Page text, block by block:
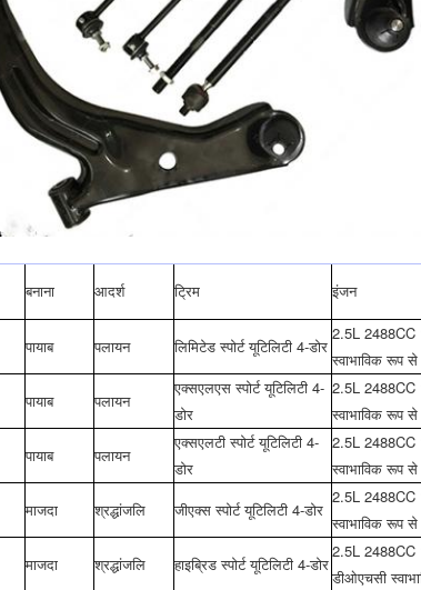
बनाना आदर्श ट्रिम इंजन
पायाब पलायन लिमिटेड स्पोर्ट यूटिलिटी 4-डोर
2.5L
स्वाभाविक रूप से
पायाब पलायन
एक्सएलएस स्पोर्ट यूटिलिटी 4-
डोर
2.5L
स्वाभाविक रूप से
पायाब पलायन
एक्सएलटी स्पोर्ट यूटिलिटी 4-
डोर
2.5L
स्वाभाविक रूप से
माजदा श्रद्धांजलि जीएक्स स्पोर्ट यूटिलिटी 4-डोर
2.5L
स्वाभाविक रूप से
माजदा श्रद्धांजलि हाइब्रिड स्पोर्ट यूटिलिटी 4-डोर
2.5L 2488CC
डीओएचसी